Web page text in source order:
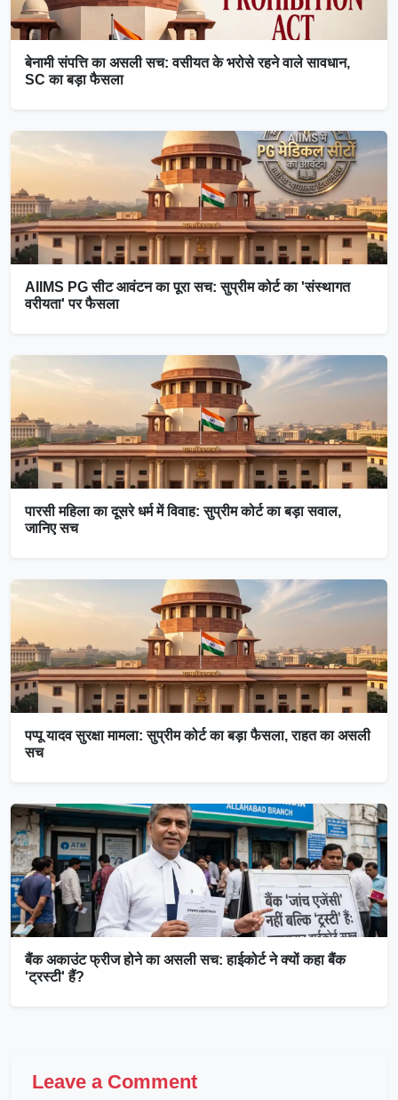
बेनामी संपत्ति का असली सच: वसीयत के भरोसे रहने वाले सावधान,
SC का बड़ा फैसला
AIIMS PG सीट आवंटन का पूरा सच: सुप्रीम कोर्ट का 'संस्थागत
वरीयता' पर फैसला
पारसी महिला का दूसरे धर्म में विवाह: सुप्रीम कोर्ट का बड़ा सवाल,
जानिए सच
पप्पू यादव सुरक्षा मामला: सुप्रीम कोर्ट का बड़ा फैसला, राहत का असली
सच
बैंक अकाउंट फ्रीज होने का असली सच: हाईकोर्ट ने क्यों कहा बैंक
'ट्रस्टी' हैं?
Leave a Comment